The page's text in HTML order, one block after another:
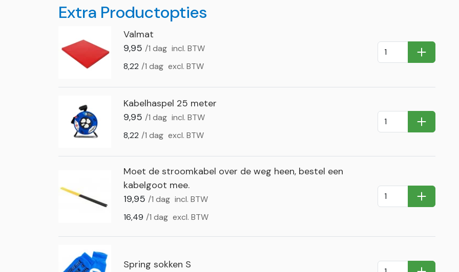
Extra Productopties
Valmat
9,95 /1 dag incl. BTW
8,22 /1 dag excl. BTW
In
Kabelhaspel 25 meter
9,95 /1 dag incl. BTW
8,22 /1 dag excl. BTW
In
Moet de stroomkabel over de weg heen, bestel een
kabelgoot mee.
19,95 /1 dag incl. BTW
16,49 /1 dag excl. BTW
In
Spring sokken S